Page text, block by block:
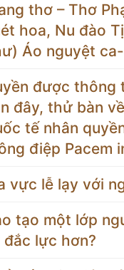
thơ – Thơ
hoa, Nu đào
Áo nguyệt
được thông
đây, thử bàn
tế nhân
điệp Pacem
vực lễ lạy với
tạo một lớp
đắc lực hơn?